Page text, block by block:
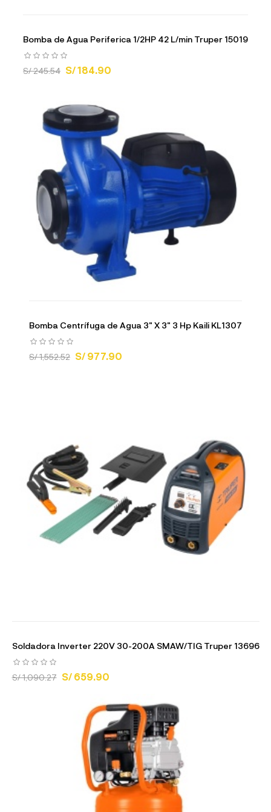
Bomba de Agua Periferica 1/2HP 42 L/min Truper 15019
S/ 245.54 S/ 184.90
Bomba Centrífuga de Agua 3" X 3" 3 Hp Kaili KL1307
S/ 1,552.52 S/ 977.90
Soldadora Inverter 220V 30-200A SMAW/TIG Truper 13696
S/ 1,090.27 S/ 659.90